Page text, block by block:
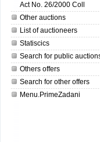
Act No. 26/2000 Coll
Other auctions
List of auctioneers
Statiscics
Search for public
Others offers
Search for other offers
Menu.PrimeZadani